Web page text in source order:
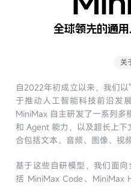
全球领先的通
关
自2022年初成立以来，我们
于推动人工智能科技前沿发
MiniMax 自主研发了一系列多
和 Agent 能力，以及超长上
合包括文本、音频、图像、视
基于这些自研模型，我们面
括 MiniMax Code、MiniMax